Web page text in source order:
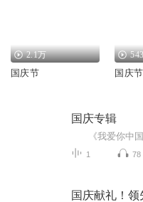
2.1万
国庆节 国庆节
国庆专辑
1 78
国庆献礼！